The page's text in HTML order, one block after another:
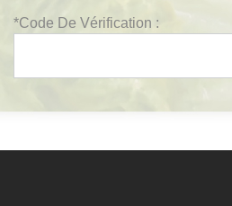
*Code De Vérification :